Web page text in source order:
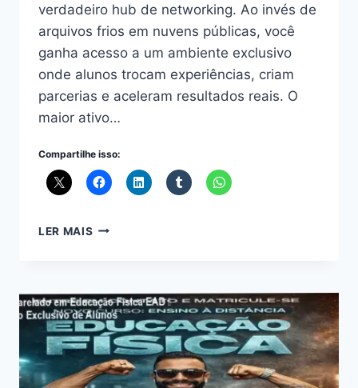
verdadeiro hub de networking. Ao invés de
arquivos frios em nuvens públicas, você
ganha acesso a um ambiente exclusivo
onde alunos trocam experiências, criam
parcerias e aceleram resultados reais. O
maior ativo…
Compartilhe isso:
LER MAIS GESTOR
DE
ALUNOS
COM
ANDERSON
REY